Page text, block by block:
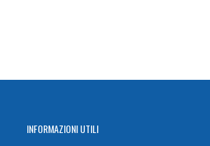
INFORMAZIONIUTILI